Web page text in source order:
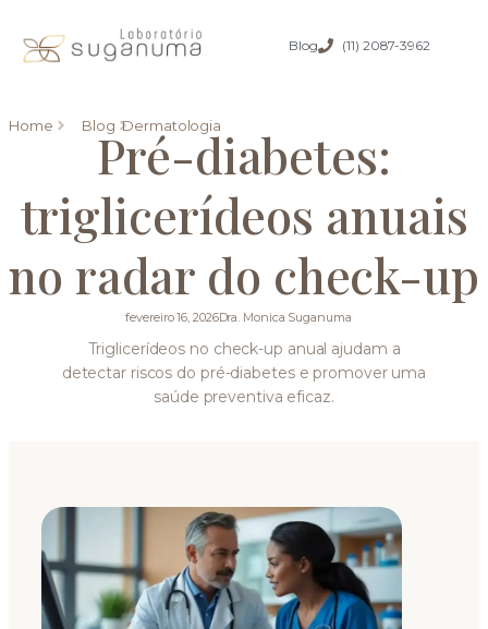
Blog (11) 2087-3962
Home Blog Dermatologia
Pré-diabetes:
triglicerídeos anuais
no radar do check-up
fevereiro 16, 2026Dra. Monica Suganuma
Triglicerídeos no check-up anual ajudam a
detectar riscos do pré-diabetes e promover uma
saúde preventiva eficaz.